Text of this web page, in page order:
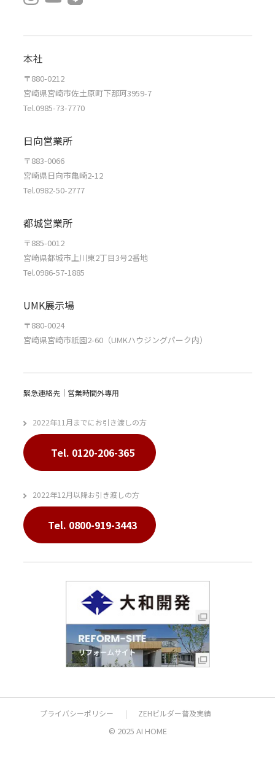
本社
〒880-0212
宮崎県宮崎市佐土原町下那珂3959-7
Tel.0985-73-7770
日向営業所
〒883-0066
宮崎県日向市亀崎2-12
Tel.0982-50-2777
都城営業所
〒885-0012
宮崎県都城市上川東2丁目3号2番地
Tel.0986-57-1885
UMK展示場
〒880-0024
宮崎県宮崎市祇園2-60（UMKハウジングパーク内）
緊急連絡先｜営業時間外専用
2022年11月までにお引き渡しの方
Tel. 0120-206-365
2022年12月以降お引き渡しの方
Tel. 0800-919-3443
プライバシーポリシー ZEHビルダー普及実績
© 2025 AI HOME